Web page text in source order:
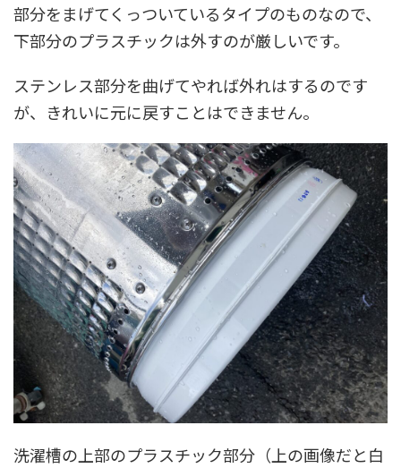
部分をまげてくっついているタイプのものなので、
下部分のプラスチックは外すのが厳しいです。
ステンレス部分を曲げてやれば外れはするのです
が、きれいに元に戻すことはできません。
洗濯槽の上部のプラスチック部分（上の画像だと白